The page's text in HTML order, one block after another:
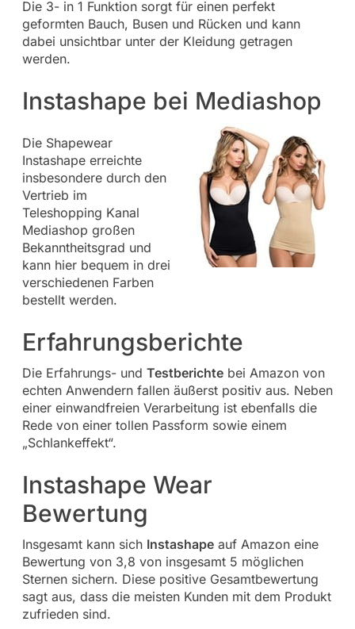
Die 3- in 1 Funktion sorgt für einen perfekt
geformten Bauch, Busen und Rücken und kann
dabei unsichtbar unter der Kleidung getragen
werden.
Instashape bei Mediashop
Die Shapewear
Instashape erreichte
insbesondere durch den
Vertrieb im
Teleshopping Kanal
Mediashop großen
Bekanntheitsgrad und
kann hier bequem in drei
verschiedenen Farben
bestellt werden.
Erfahrungsberichte
Die Erfahrungs- und Testberichtebei Amazon von
echten Anwendern fallen äußerst positiv aus. Neben
einer einwandfreien Verarbeitung ist ebenfalls die
Rede von einer tollen Passform sowie einem
„Schlankeffekt“.
Instashape Wear
Bewertung
Insgesamt kann sich Instashapeauf Amazon eine
Bewertung von 3,8 von insgesamt 5 möglichen
Sternen sichern. Diese positive Gesamtbewertung
sagt aus, dass die meisten Kunden mit dem Produkt
zufrieden sind.